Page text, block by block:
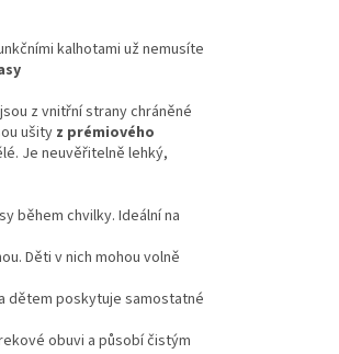
kalhotami už nemusíte
z vnitřní strany chráněné
ušityz prémiového
Je neuvěřitelně lehký,
během chvilky. Ideální na
Děti v nich mohou volně
dětem poskytuje samostatné
obuvi a působí čistým